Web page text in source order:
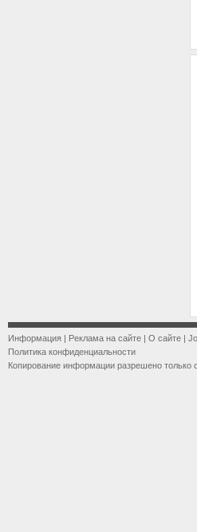
Информация | Реклама на сайте | О сайте |
Политика конфиденциальности
Копирование информации разрешено